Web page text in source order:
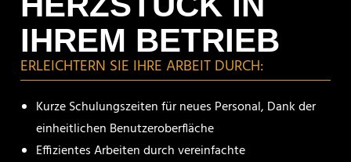
IHREM BETRIEB
ERLEICH­TERN SIE IHRE ARBEIT DURCH:
Kurze Schulungs­zeiten für neues Personal, Dank der
einheit­li­chen Benutzeroberfläche
Effizi­entes Arbeiten durch verein­fachte